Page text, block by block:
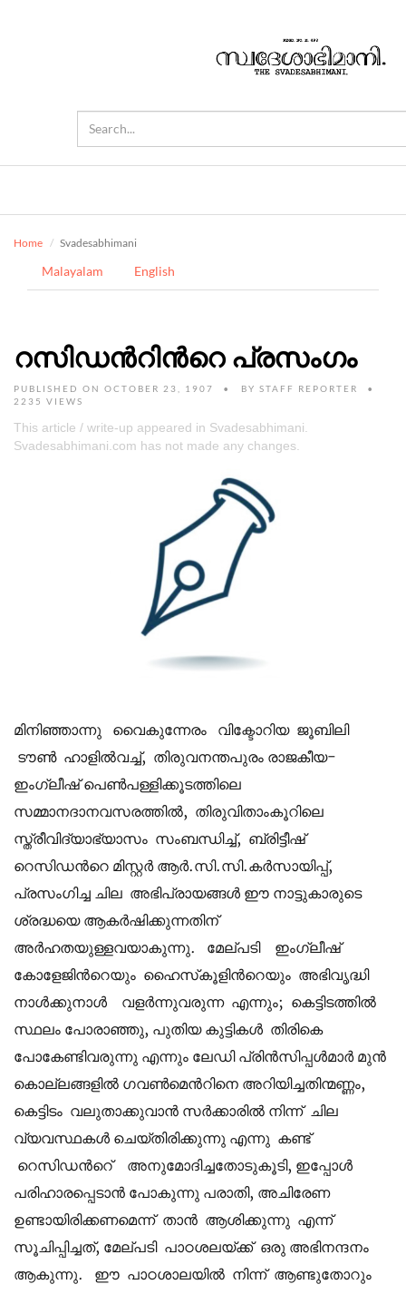
Home Svadesabhimani
Malayalam English
റസിഡന്‍റിന്‍റെ പ്രസംഗം
PUBLISHED ON OCTOBER 23, 1907 BY STAFF REPORTER
2235 VIEWS
This article / write-up appeared in Svadesabhimani.
Svadesabhimani.com has not made any changes.
മിനിഞ്ഞാന്നു വൈകുന്നേരം വിക്ടോറിയ ജൂബിലി
ടൗൺ ഹാളിൽവച്ച്, തിരുവനന്തപുരം രാജകീയ-
ഇംഗ്ലീഷ് പെൺപള്ളിക്കൂടത്തിലെ
സമ്മാനദാനവസരത്തിൽ, തിരുവിതാംകൂറിലെ
സ്ത്രീവിദ്യാഭ്യാസം സംബന്ധിച്ച്, ബ്രിട്ടീഷ്
റെസിഡന്‍റെ മിസ്റ്റർ ആർ.സി.സി.കർസായിപ്പ്,
പ്രസംഗിച്ച ചില അഭിപ്രായങ്ങൾ ഈ നാട്ടുകാരുടെ
ശ്രദ്ധയെ ആകർഷിക്കുന്നതിന്
അർഹതയുള്ളവയാകുന്നു. മേല്പടി ഇംഗ്ലീഷ്
കോളേജിന്‍റെയും ഹൈസ്‌കൂളിന്‍റെയും അഭിവൃദ്ധി
നാൾക്കുനാൾ വളർന്നുവരുന്ന എന്നും; കെട്ടിടത്തിൽ
സ്ഥലം പോരാഞ്ഞു, പുതിയ കുട്ടികൾ തിരികെ
പോകേണ്ടിവരുന്നു എന്നും ലേഡി പ്രിൻസിപ്പൾമാർ മുൻ
കൊല്ലങ്ങളിൽ ഗവൺമെന്‍റിനെ അറിയിച്ചതിന്മണ്ണം,
കെട്ടിടം വലുതാക്കുവാൻ സർക്കാരിൽ നിന്ന് ചില
വ്യവസ്ഥകൾ ചെയ്തിരിക്കുന്നു എന്നു കണ്ട്
റെസിഡന്‍റെ് അനുമോദിച്ചതോടുകൂടി, ഇപ്പോൾ
പരിഹാരപ്പെടാൻ പോകുന്നു പരാതി, അചിരേണ
ഉണ്ടായിരിക്കണമെന്ന് താൻ ആശിക്കുന്നു എന്ന്
സൂചിപ്പിച്ചത്, മേല്പടി പാഠശലയ്ക്ക് ഒരു അഭിനന്ദനം
ആകുന്നു. ഈ പാഠശാലയിൽ നിന്ന് ആണ്ടുതോറും